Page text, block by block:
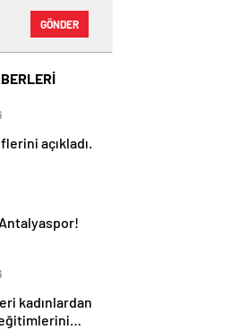
GÖNDER
açıkladı.
kadınlardan